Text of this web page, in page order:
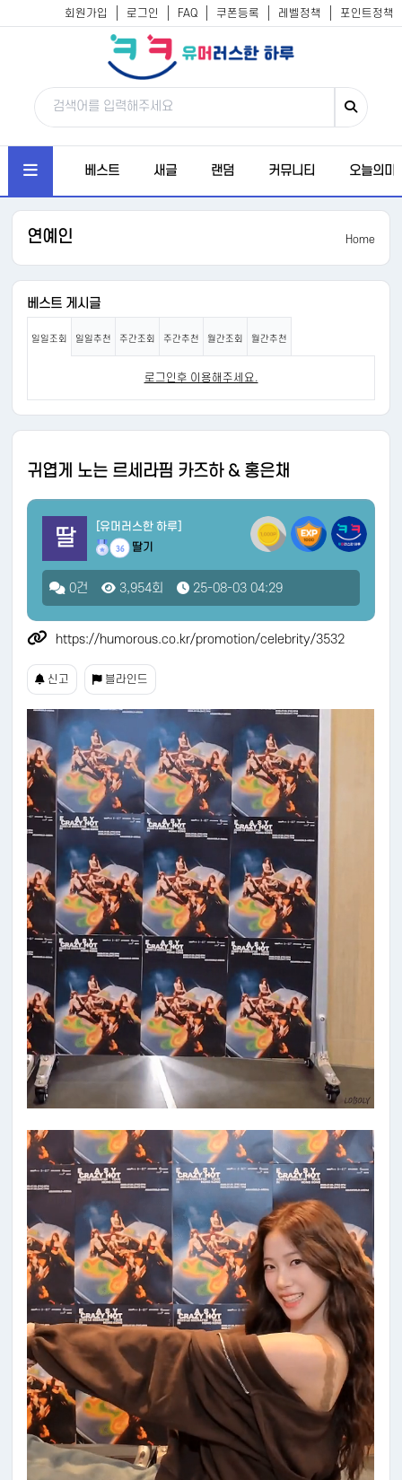
회원가입 로그인 FAQ 쿠폰등록 레벨정책 포인트정책
베스트 새글 랜덤 커뮤니티 오늘의미
연예인 Home
베스트 게시글
일일조회 일일추천 주간조회 주간추천 월간조회 월간추천
로그인후 이용해주세요.
귀엽게 노는 르세라핌 카즈하 & 홍은채
딸 [유머러스한 하루]
36 딸기
0건 3,954회 25-08-03 04:29
https://humorous.co.kr/promotion/celebrity/3532
신고 블라인드